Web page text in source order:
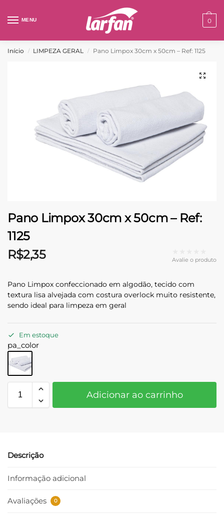
MENU 0
Início / LIMPEZA GERAL / Pano Limpox 30cm x 50cm – Ref: 1125
Pano Limpox 30cm x 50cm – Ref:
1125
R$2,35 Avalie o produto
Pano Limpox confeccionado em algodão, tecido com
textura lisa alvejada com costura overlock muito resistente,
sendo ideal para limpeza em geral
Em estoque
pa_color
Adicionar ao carrinho
Descrição
Informação adicional
Avaliações 0